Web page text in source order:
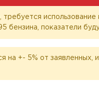
использование
бензина, показатели
на +- 5% от